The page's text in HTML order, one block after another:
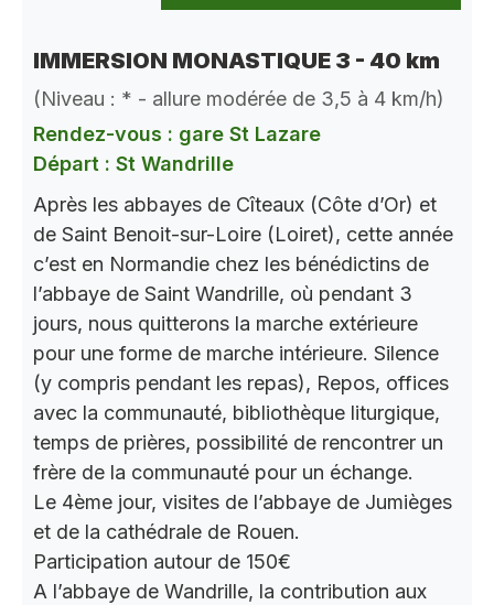
IMMERSION MONASTIQUE 3 - 40 km
(Niveau : * - allure modérée de 3,5 à 4 km/h)
Rendez-vous : gare St Lazare
Départ : St Wandrille
Après les abbayes de Cîteaux (Côte d’Or) et
de Saint Benoit-sur-Loire (Loiret), cette année
c’est en Normandie chez les bénédictins de
l’abbaye de Saint Wandrille, où pendant 3
jours, nous quitterons la marche extérieure
pour une forme de marche intérieure. Silence
(y compris pendant les repas), Repos, offices
avec la communauté, bibliothèque liturgique,
temps de prières, possibilité de rencontrer un
frère de la communauté pour un échange.
Le 4ème jour, visites de l’abbaye de Jumièges
et de la cathédrale de Rouen.
Participation autour de 150€
A l’abbaye de Wandrille, la contribution aux